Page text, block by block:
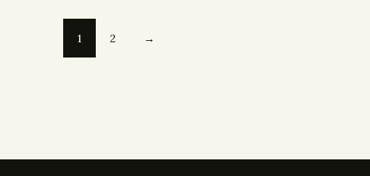
1 2 →